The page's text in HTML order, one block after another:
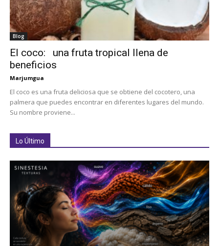
Blog
El coco: una fruta tropical llena de
beneficios
Marjumgua
El coco es una fruta deliciosa que se obtiene del cocotero, una
palmera que puedes encontrar en diferentes lugares del mundo.
Su nombre proviene...
Lo Último